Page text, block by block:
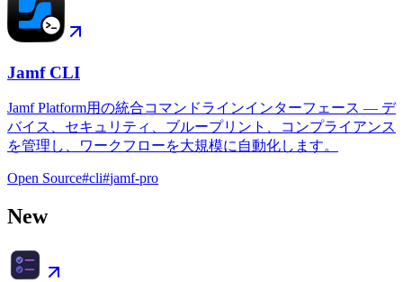
Jamf CLI
Jamf Platform用の統合コマンドラインインターフェース — デ
バイス、セキュリティ、ブループリント、コンプライアンス
を管理し、ワークフローを大規模に自動化します。
Open Source#cli#jamf-pro
New